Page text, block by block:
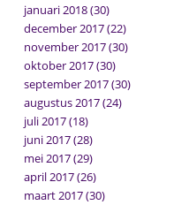
januari 2018(30)
december 2017(22)
november 2017(30)
oktober 2017(30)
september 2017(30)
augustus 2017(24)
juli 2017(18)
juni 2017(28)
mei 2017(29)
april 2017(26)
maart 2017(30)